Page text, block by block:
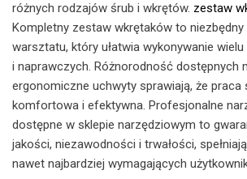
różnych rodzajów śrub i wkrętów. zestaw
Kompletny zestaw wkrętaków to niezbędny
warsztatu, który ułatwia wykonywanie
i naprawczych. Różnorodność dostępnych
ergonomiczne uchwyty sprawiają, że praca
komfortowa i efektywna. Profesjonalne
dostępne w sklepie narzędziowym to
jakości, niezawodności i trwałości,
nawet najbardziej wymagających